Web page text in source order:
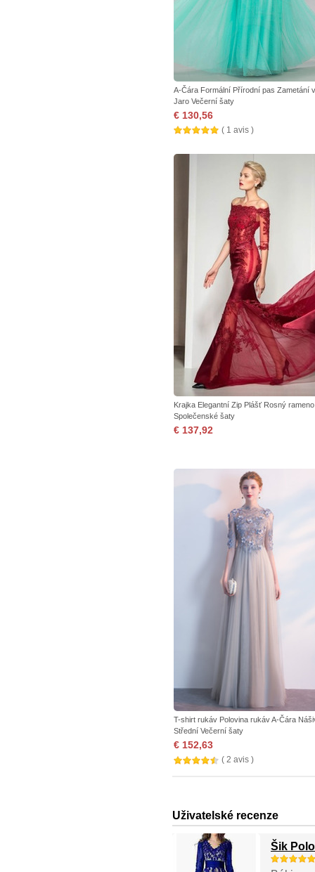
A-Čára Formální Přírodní pas Zametání
Jaro Večerní šaty
€ 130,56
( 1 avis )
Krajka Elegantní Zip Plášť Rosný
Společenské šaty
€ 137,92
T-shirt rukáv Polovina rukáv A-Čára
Střední Večerní šaty
€ 152,63
( 2 avis )
Uživatelské recenze
Šik